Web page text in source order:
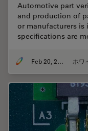
Automotive part
and production of
or manufacturers
specifications are
Feb 20, 2025